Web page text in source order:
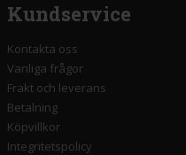
Kundservice
Kontakta oss
Vanliga frågor
Frakt och leverans
Betalning
Köpvillkor
Integritetspolicy